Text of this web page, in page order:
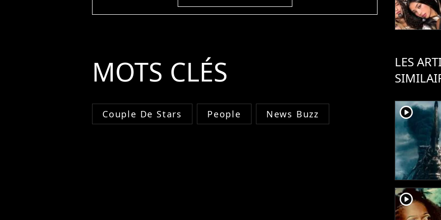
MOTS CLÉS
Couple De Stars People News Buzz
LES
player2
player2